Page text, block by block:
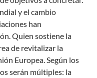
y el cambio
han
Quien sostiene la
de revitalizar la
Europea. Según los
serán múltiples: la